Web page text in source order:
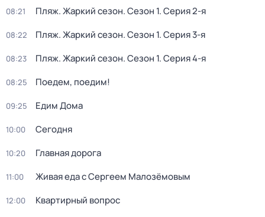
08:21 Пляж. Жаркий сезон. Сезон 1. Серия 2-я
08:22 Пляж. Жаркий сезон. Сезон 1. Серия 3-я
08:23 Пляж. Жаркий сезон. Сезон 1. Серия 4-я
08:25 Поедем, поедим!
09:25 Едим Дома
10:00 Сегодня
10:20 Главная дорога
11:00 Живая еда с Сергеем Малозёмовым
12:00 Квартирный вопрос